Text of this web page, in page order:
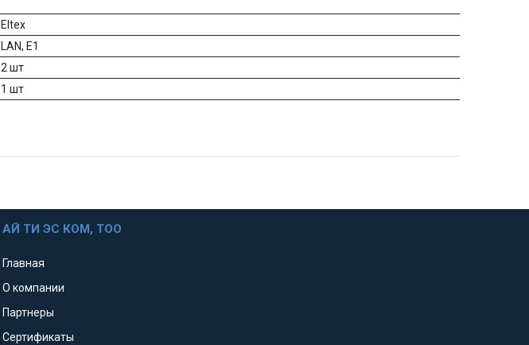
Eltex
LAN, E1
2 шт
1 шт
АЙ ТИ ЭС КОМ, ТОО
Главная
О компании
Партнеры
Сертификаты